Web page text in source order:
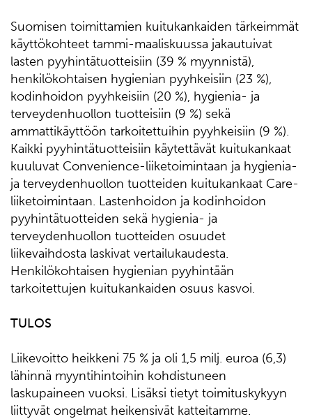
Suomisen toimittamien kuitukankaiden tärkeimmät
käyttökohteet tammi-maaliskuussa jakautuivat
lasten pyyhintätuotteisiin (39 % myynnistä),
henkilökohtaisen hygienian pyyhkeisiin (23 %),
kodinhoidon pyyhkeisiin (20 %), hygienia- ja
terveydenhuollon tuotteisiin (9 %) sekä
ammattikäyttöön tarkoitettuihin pyyhkeisiin (9 %).
Kaikki pyyhintätuotteisiin käytettävät kuitukankaat
kuuluvat Convenience-liiketoimintaan ja hygienia-
ja terveydenhuollon tuotteiden kuitukankaat Care-
liiketoimintaan. Lastenhoidon ja kodinhoidon
pyyhintätuotteiden sekä hygienia- ja
terveydenhuollon tuotteiden osuudet
liikevaihdosta laskivat vertailukaudesta.
Henkilökohtaisen hygienian pyyhintään
tarkoitettujen kuitukankaiden osuus kasvoi.
TULOS
Liikevoitto heikkeni 75 % ja oli 1,5 milj. euroa (6,3)
lähinnä myyntihintoihin kohdistuneen
laskupaineen vuoksi. Lisäksi tietyt toimituskykyyn
liittyvät ongelmat heikensivät katteitamme.